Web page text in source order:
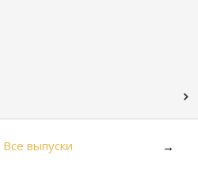
Все выпуски →